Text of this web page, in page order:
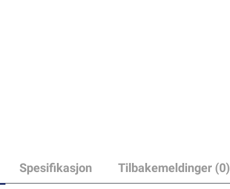
Spesifikasjon Tilbakemeldinger (0)